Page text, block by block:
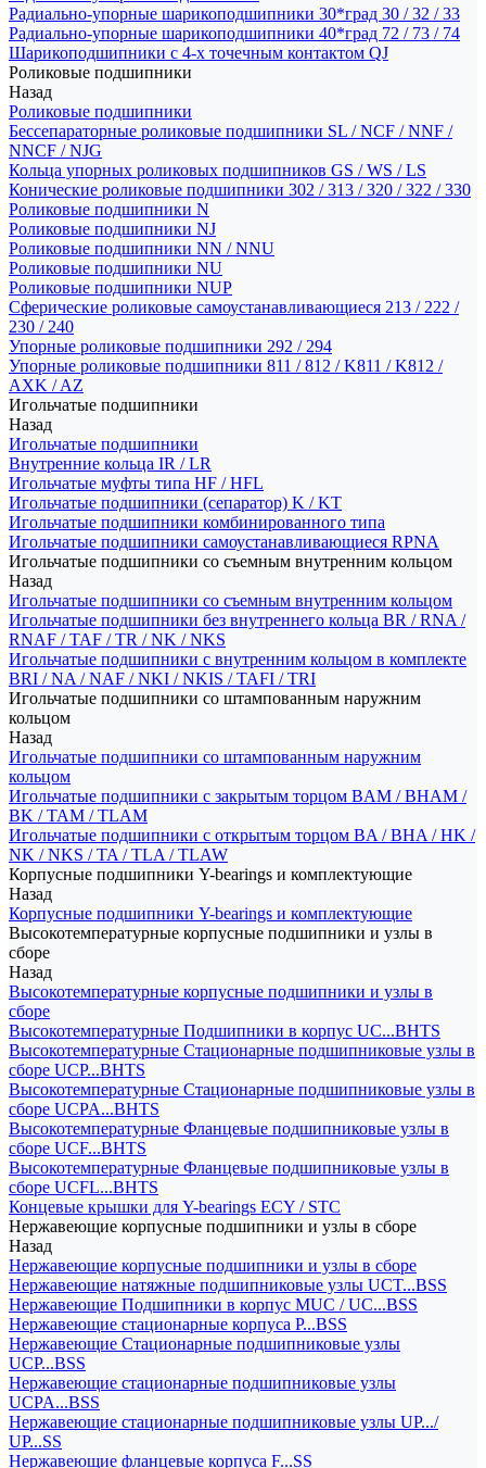
Радиально-упорные шарикоподшипники 30*град 30 / 32 / 33
Радиально-упорные шарикоподшипники 40*град 72 / 73 / 74
Шарикоподшипники с 4-х точечным контактом QJ
Роликовые подшипники
Назад
Роликовые подшипники
Бессепараторные роликовые подшипники SL / NCF / NNF /
NNCF / NJG
Кольца упорных роликовых подшипников GS / WS / LS
Конические роликовые подшипники 302 / 313 / 320 / 322 / 330
Роликовые подшипники N
Роликовые подшипники NJ
Роликовые подшипники NN / NNU
Роликовые подшипники NU
Роликовые подшипники NUP
Сферические роликовые самоустанавливающиеся 213 / 222 /
230 / 240
Упорные роликовые подшипники 292 / 294
Упорные роликовые подшипники 811 / 812 / K811 / K812 /
AXK / AZ
Игольчатые подшипники
Назад
Игольчатые подшипники
Внутренние кольца IR / LR
Игольчатые муфты типа HF / HFL
Игольчатые подшипники (сепаратор) K / KT
Игольчатые подшипники комбинированного типа
Игольчатые подшипники самоустанавливающиеся RPNA
Игольчатые подшипники со съемным внутренним кольцом
Назад
Игольчатые подшипники со съемным внутренним кольцом
Игольчатые подшипники без внутреннего кольца BR / RNA /
RNAF / TAF / TR / NK / NKS
Игольчатые подшипники с внутренним кольцом в комплекте
BRI / NA / NAF / NKI / NKIS / TAFI / TRI
Игольчатые подшипники со штампованным наружним
кольцом
Назад
Игольчатые подшипники со штампованным наружним
кольцом
Игольчатые подшипники с закрытым торцом BAM / BHAM /
BK / TAM / TLAM
Игольчатые подшипники с открытым торцом BA / BHA / HK /
NK / NKS / TA / TLA / TLAW
Корпусные подшипники Y-bearings и комплектующие
Назад
Корпусные подшипники Y-bearings и комплектующие
Высокотемпературные корпусные подшипники и узлы в
сборе
Назад
Высокотемпературные корпусные подшипники и узлы в
сборе
Высокотемпературные Подшипники в корпус UC...BHTS
Высокотемпературные Стационарные подшипниковые узлы в
сборе UCP...BHTS
Высокотемпературные Стационарные подшипниковые узлы в
сборе UCPA...BHTS
Высокотемпературные Фланцевые подшипниковые узлы в
сборе UCF...BHTS
Высокотемпературные Фланцевые подшипниковые узлы в
сборе UCFL...BHTS
Концевые крышки для Y-bearings ECY / STC
Нержавеющие корпусные подшипники и узлы в сборе
Назад
Нержавеющие корпусные подшипники и узлы в сборе
Нержавеющие натяжные подшипниковые узлы UCT...BSS
Нержавеющие Подшипники в корпус MUC / UC...BSS
Нержавеющие стационарные корпуса P...BSS
Нержавеющие Стационарные подшипниковые узлы
UCP...BSS
Нержавеющие стационарные подшипниковые узлы
UCPA...BSS
Нержавеющие стационарные подшипниковые узлы UP.../
UP...SS
Нержавеющие фланцевые корпуса F...SS